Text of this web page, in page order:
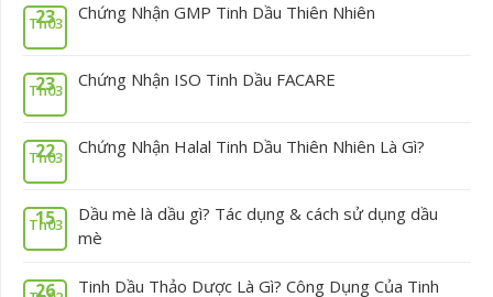
23
Th03 Chứng Nhận GMP Tinh Dầu Thiên Nhiên
23
Th03 Chứng Nhận ISO Tinh Dầu FACARE
22
Th03 Chứng Nhận Halal Tinh Dầu Thiên Nhiên Là Gì?
15
Th03
Dầu mè là dầu gì? Tác dụng & cách sử dụng dầu
mè
26 Tinh Dầu Thảo Dược Là Gì? Công Dụng Của Tinh